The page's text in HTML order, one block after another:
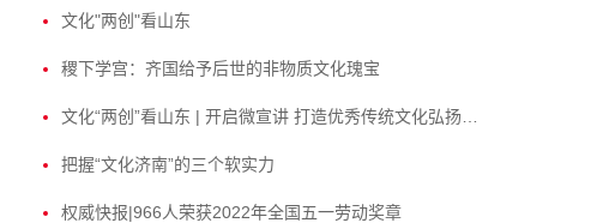
文化"两创"看山东
稷下学宫：齐国给予后世的非物质文化瑰宝
文化“两创”看山东 | 开启微宣讲 打造优秀传统文化弘扬新阵地
把握“文化济南”的三个软实力
权威快报|966人荣获2022年全国五一劳动奖章